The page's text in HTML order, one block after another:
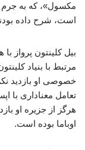
است، شرح داده
بیل کلینتون پرواز
مرتبط با بنیاد
خصوصی او بازدید
تعامل معناداری با
هرگز از جزیره او
اوباما بوده است.